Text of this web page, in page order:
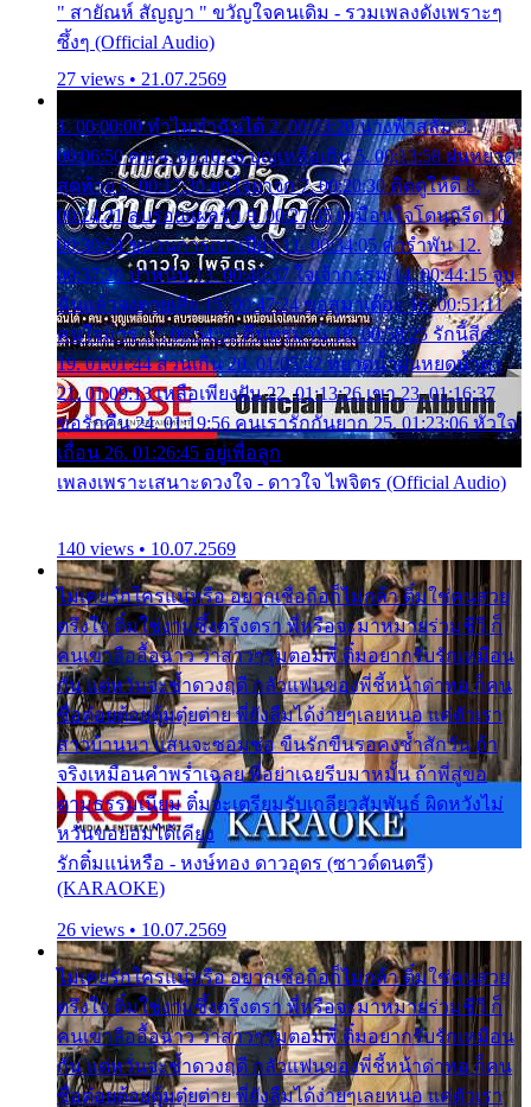
" สายัณห์ สัญญา " ขวัญใจคนเดิม - รวมเพลงดังเพราะๆ
ซึ้งๆ (Official Audio)
27 views • 21.07.2569
1. 00:00:00 ทำไมทำฉันได้ 2. 00:03:20 นางฟ้าสลัม 3.
00:06:50 คน 4. 00:10:36 บุญเหลือเกิน 5. 00:13:58 ฝนหยาด
สุดท้าย 6. 00:17:30 ยาใจยาจก 7. 00:20:30 คิดดูให้ดี 8.
00:24:21 ลบรอยแผลรัก 9. 00:27:35 เหมือนใจโดนกรีด 10.
00:30:54 ขบวนการเปาเปียว 11. 00:34:05 คำรำพัน 12.
00:37:20 ปาหนัน 13. 00:40:37 ใจเจ้ากรรม 14. 00:44:15 จูบ
ฉันแล้วจงตายเสีย 15. 00:47:24 ขอสูมาเต๊อะ 16. 00:51:11
คนใจมาร 17. 00:54:50 คืนทรมาน 18. 00:58:25 รักนี้สีดำ
19. 01:01:44 ส่วนเกิน 20. 01:05:42 หยาดน้ำฝนหยดน้ำตา
21. 01:09:13 เหลือเพียงฝัน 22. 01:13:26 เขา 23. 01:16:37
ขอรักคืน 24. 01:19:56 คนเรารักกันยาก 25. 01:23:06 หัวใจ
เถื่อน 26. 01:26:45 อยู่เพื่อลูก
เพลงเพราะเสนาะดวงใจ - ดาวใจ ไพจิตร (Official Audio)
140 views • 10.07.2569
ไม่เคยรักใครแน่หรือ อยากเชื่อถือก็ไม่กล้า ติ๋มใช่คนสวย
ตรึงใจ ติ๋มใช่งามซึ้งตรึงตรา พี่หรือจะมาหมายร่วมชีวี ก็
คนเขาลืออื้อฉาว ว่าสาวๆรุมตอมพี่ ติ๋มอยากรับรักเหมือน
กัน แต่หวั่นจะช้ำดวงฤดี กลัวแฟนของพี่ชี้หน้าด่าทอ ก็คน
ชื่อต๋อยต้อยตุ้มตุ๋ยต่าย พี่ยังลืมได้ง่ายๆเลยหนอ แค่ตัวเรา
สาวบ้านนา แสนจะซอมซ่อ ขืนรักขืนรอคงช้ำสักวัน ถ้า
จริงเหมือนคำพร่ำเฉลย พี่อย่าเฉยรีบมาหมั้น ถ้าพี่สู่ขอ
ตามธรรมเนียม ติ๋มจะเตรียมรับเกลียวสัมพันธ์ ผิดหวังไม่
หวั่นขอยอมได้เคียง
รักติ๋มแน่หรือ - หงษ์ทอง ดาวอุดร (ซาวด์ดนตรี)
(KARAOKE)
26 views • 10.07.2569
ไม่เคยรักใครแน่หรือ อยากเชื่อถือก็ไม่กล้า ติ๋มใช่คนสวย
ตรึงใจ ติ๋มใช่งามซึ้งตรึงตรา พี่หรือจะมาหมายร่วมชีวี ก็
คนเขาลืออื้อฉาว ว่าสาวๆรุมตอมพี่ ติ๋มอยากรับรักเหมือน
กัน แต่หวั่นจะช้ำดวงฤดี กลัวแฟนของพี่ชี้หน้าด่าทอ ก็คน
ชื่อต๋อยต้อยตุ้มตุ๋ยต่าย พี่ยังลืมได้ง่ายๆเลยหนอ แค่ตัวเรา